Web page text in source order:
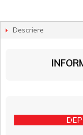
Descriere